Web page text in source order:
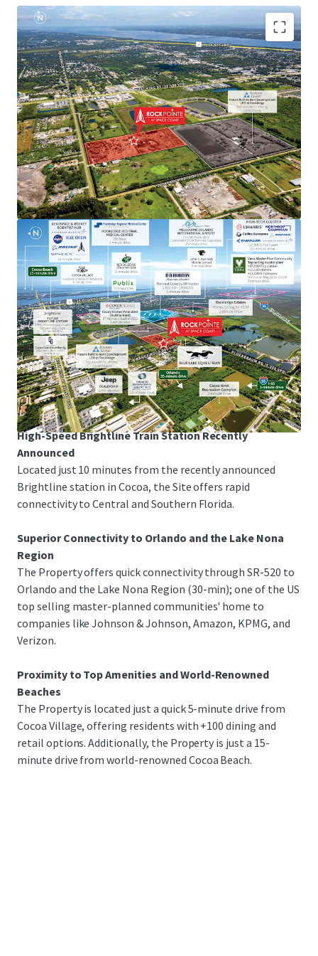
Aerospace & Defense Employment Hub Generating
High Paying Jobs
Major employers include NASA, SpaceX, Blue Origin,
Boeing, L3Harris, Raytheon, Lockheed Martin, Embraer
and U.S. Space Force.
Next to Master-Planned Communities and Top Selling
Homes
Located minutes from the Viera master-planned
community, a top selling master plan with over 13,000
employees, where homes sell for up $3.5M. Moreover, the
property is next to a newly built DR Horton community
with single-family home prices exceeding $450,000.
Rapid Connectivity to an International Airports &
Space Coast Corridor
The Property is just 3-minutes from I-95 and US-1,
offering rapid linkage to Melbourne-Orlando
International Airport, the Patrick Space Force Base, Port
Canaveral and Orlando.
High-Speed Brightline Train Station Recently
Announced
Located just 10 minutes from the recently announced
Brightline station in Cocoa, the Site offers rapid
connectivity to Central and Southern Florida.
Superior Connectivity to Orlando and the Lake Nona
Region
The Property offers quick connectivity through SR-520 to
Orlando and the Lake Nona Region (30-min); one of the US
top selling master-planned communities' home to
companies like Johnson & Johnson, Amazon, KPMG, and
Verizon.
Proximity to Top Amenities and World-Renowned
Beaches
The Property is located just a quick 5-minute drive from
Cocoa Village, offering residents with +100 dining and
retail options. Additionally, the Property is just a 15-
minute drive from world-renowned Cocoa Beach.